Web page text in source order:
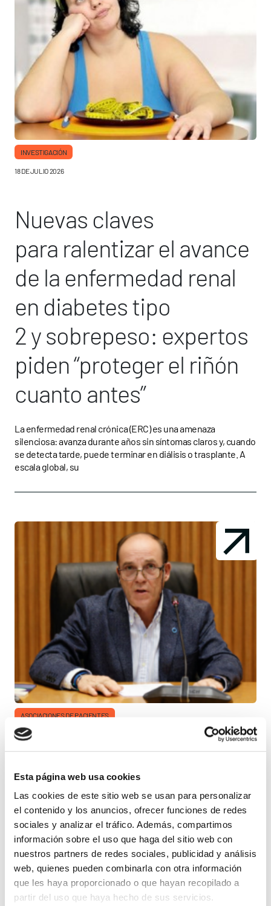
Esta página web usa cookies
Las cookies de este sitio web se usan para personalizar
el contenido y los anuncios, ofrecer funciones de redes
sociales y analizar el tráfico. Además, compartimos
información sobre el uso que haga del sitio web con
nuestros partners de redes sociales, publicidad y análisis
web, quienes pueden combinarla con otra información
que les haya proporcionado o que hayan recopilado a
partir del uso que haya hecho de sus servicios.
INVESTIGACIÓN
18 DE JULIO 2026
Nuevas claves
para ralentizar el avance
de la enfermedad renal
en diabetes tipo
2 y sobrepeso: expertos
piden “proteger el riñón
cuanto antes”
La enfermedad renal crónica (ERC) es una amenaza
silenciosa: avanza durante años sin síntomas claros y, cuando
se detecta tarde, puede terminar en diálisis o trasplante. A
escala global, su
ASOCIACIONES DE PACIENTES
26 DE JUNIO 2026
¿Qué ocurre con la
prestación CUME? FEDE
reclama cambios en su
reforma legal